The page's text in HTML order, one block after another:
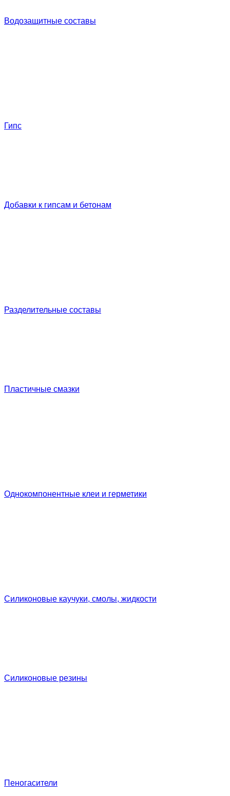
Водозащитные составы
Гипс
Добавки к гипсам и бетонам
Разделительные составы
Пластичные смазки
Однокомпонентные клеи и герметики
Силиконовые каучуки, смолы, жидкости
Силиконовые резины
Пеногасители